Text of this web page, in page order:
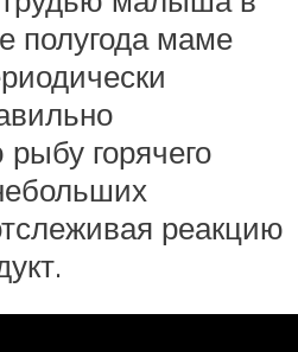
полугода маме
горячего
реакцию